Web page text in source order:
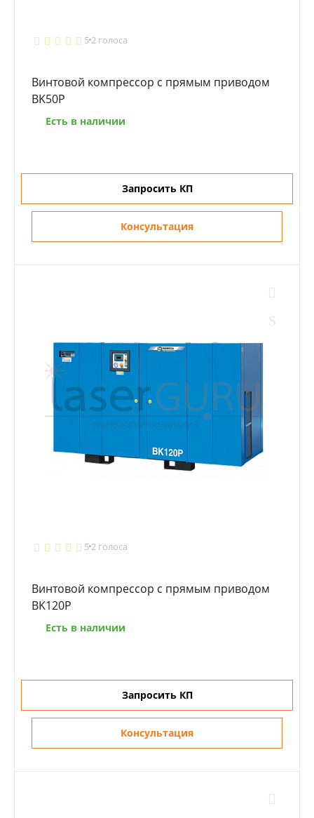
52 голоса
Винтовой компрессор с прямым приводом
BK50P
Есть в наличии
Запросить КП
Консультация
52 голоса
Винтовой компрессор с прямым приводом
BK120P
Есть в наличии
Запросить КП
Консультация